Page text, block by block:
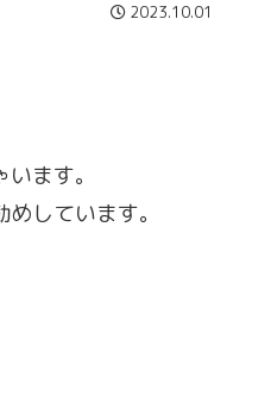
2023.10.01
ます。
しています。